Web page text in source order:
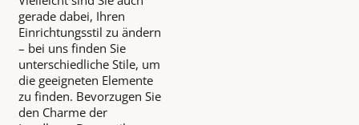
gerade dabei, Ihren
Einrichtungsstil zu ändern
– bei uns finden Sie
unterschiedliche Stile, um
die geeigneten Elemente
zu finden. Bevorzugen Sie
den Charme der